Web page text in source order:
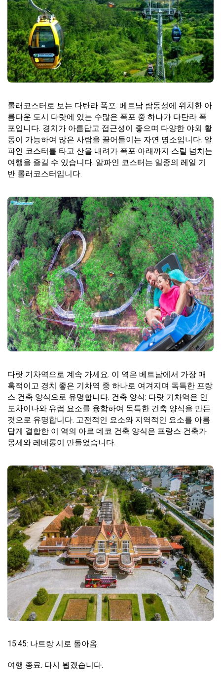
롤러코스터로 보는 다탄라 폭포. 베트남 람동성에 위치한 아
름다운 도시 다랏에 있는 수많은 폭포 중 하나가 다탄라 폭
포입니다. 경치가 아름답고 접근성이 좋으며 다양한 야외 활
동이 가능하여 많은 사람을 끌어들이는 자연 명소입니다. 알
파인 코스터를 타고 산을 내려가 폭포 아래까지 스릴 넘치는
여행을 즐길 수 있습니다. 알파인 코스터는 일종의 레일 기
반 롤러코스터입니다.
다랏 기차역으로 계속 가세요. 이 역은 베트남에서 가장 매
혹적이고 경치 좋은 기차역 중 하나로 여겨지며 독특한 프랑
스 건축 양식으로 유명합니다. 건축 양식: 다랏 기차역은 인
도차이나와 유럽 요소를 융합하여 독특한 건축 양식을 만든
것으로 유명합니다. 고전적인 요소와 지역적인 요소를 아름
답게 결합한 이 역의 아르 데코 건축 양식은 프랑스 건축가
몽세와 레베롱이 만들었습니다.
15:45: 나트랑 시로 돌아옴.
여행 종료. 다시 뵙겠습니다.